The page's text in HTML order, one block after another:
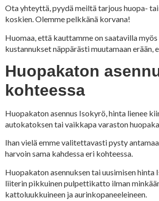
Ota yhteyttä, pyydä meiltä tarjous huopa-
koskien. Olemme pelkkänä korvana!
Huomaa, että kauttamme on saatavilla
kustannukset näppärästi muutamaan
Huopakaton
kohteessa
Huopakaton asennus Isokyrö, hinta lienee
autokatoksen tai vaikkapa varaston
Ihan vielä emme valitettavasti pysty
harvoin sama kahdessa eri kohteessa.
Huopakaton asennuksen tai uusimisen
liiterin pikkuinen pulpettikatto ilman
kattoluukkuineen ja aurinkopaneeleineen.